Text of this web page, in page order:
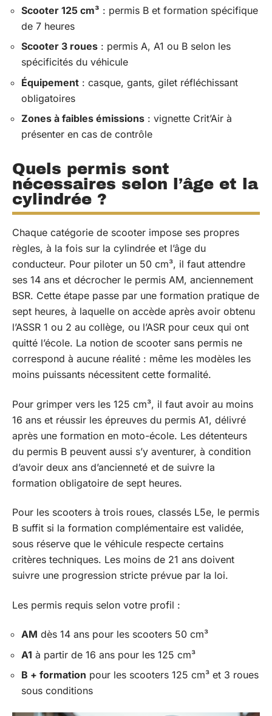
Scooter 125 cm³ : permis B et formation spécifique
de 7 heures
Scooter 3 roues : permis A, A1 ou B selon les
spécificités du véhicule
Équipement : casque, gants, gilet réfléchissant
obligatoires
Zones à faibles émissions : vignette Crit’Air à
présenter en cas de contrôle
Quels permis sont
nécessaires selon l’âge et la
cylindrée ?
Chaque catégorie de scooter impose ses propres
règles, à la fois sur la cylindrée et l’âge du
conducteur. Pour piloter un 50 cm³, il faut attendre
ses 14 ans et décrocher le permis AM, anciennement
BSR. Cette étape passe par une formation pratique de
sept heures, à laquelle on accède après avoir obtenu
l’ASSR 1 ou 2 au collège, ou l’ASR pour ceux qui ont
quitté l’école. La notion de scooter sans permis ne
correspond à aucune réalité : même les modèles les
moins puissants nécessitent cette formalité.
Pour grimper vers les 125 cm³, il faut avoir au moins
16 ans et réussir les épreuves du permis A1, délivré
après une formation en moto-école. Les détenteurs
du permis B peuvent aussi s’y aventurer, à condition
d’avoir deux ans d’ancienneté et de suivre la
formation obligatoire de sept heures.
Pour les scooters à trois roues, classés L5e, le permis
B suffit si la formation complémentaire est validée,
sous réserve que le véhicule respecte certains
critères techniques. Les moins de 21 ans doivent
suivre une progression stricte prévue par la loi.
Les permis requis selon votre profil :
AM dès 14 ans pour les scooters 50 cm³
A1 à partir de 16 ans pour les 125 cm³
B + formation pour les scooters 125 cm³ et 3 roues
sous conditions